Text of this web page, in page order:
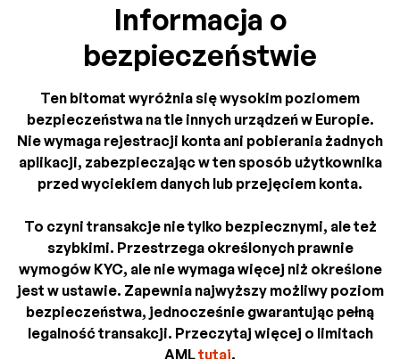
Informacja o
bezpieczeństwie
Ten bitomat wyróżnia się wysokim poziomem
bezpieczeństwa na tle innych urządzeń w Europie.
Nie wymaga rejestracji konta ani pobierania żadnych
aplikacji, zabezpieczając w ten sposób użytkownika
przed wyciekiem danych lub przejęciem konta.
To czyni transakcje nie tylko bezpiecznymi, ale też
szybkimi. Przestrzega określonych prawnie
wymogów KYC, ale nie wymaga więcej niż określone
jest w ustawie. Zapewnia najwyższy możliwy poziom
bezpieczeństwa, jednocześnie gwarantując pełną
legalność transakcji. Przeczytaj więcej o limitach
AMLtutaj.